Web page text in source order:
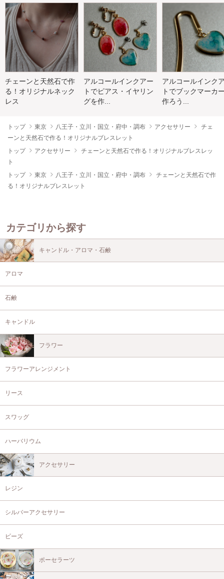
チェーンと天然石で作
る！オリジナルネック
レス
アルコールインクアー
トでピアス・イヤリン
グを作...
アルコールインク
トでブックマーカ
作ろう...
トップ 東京 八王子・立川・国立・府中・調布 アクセサリー
チェ
ーンと天然石で作る！オリジナルブレスレット
トップ
アクセサリー
チェーンと天然石で作る！オリジナルブレスレッ
ト
トップ
東京 八王子・立川・国立・府中・調布
チェーンと天然石で作
る！オリジナルブレスレット
カテゴリから探す
キャンドル・アロマ・石鹸
アロマ
石鹸
キャンドル
フラワー
フラワーアレンジメント
リース
スワッグ
ハーバリウム
アクセサリー
レジン
シルバーアクセサリー
ビーズ
ポーセラーツ